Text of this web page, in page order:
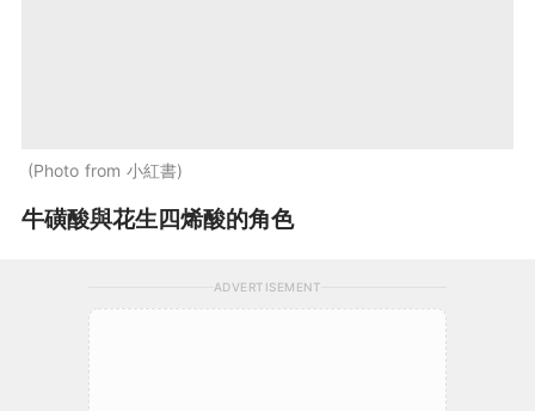
Photo from 小紅書
牛磺酸與花生四烯酸的角色
ADVERTISEMENT